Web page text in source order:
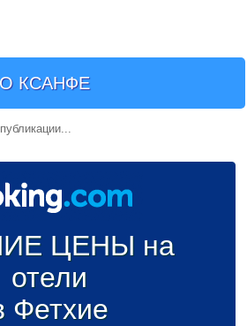
КСАНФЕ
ЦЕНЫ на
отели
Фетхие